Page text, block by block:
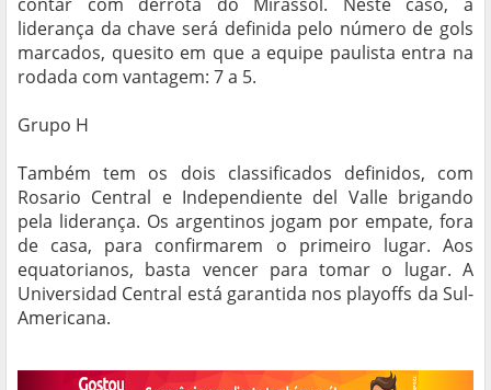
liderança da chave será definida pelo número de gols
marcados, quesito em que a equipe paulista entra na
rodada com vantagem: 7 a 5.
Grupo H
Também tem os dois classificados definidos, com
Rosario Central e Independiente del Valle brigando
pela liderança. Os argentinos jogam por empate, fora
de casa, para confirmarem o primeiro lugar. Aos
equatorianos, basta vencer para tomar o lugar. A
Universidad Central está garantida nos playoffs da Sul-
Americana.